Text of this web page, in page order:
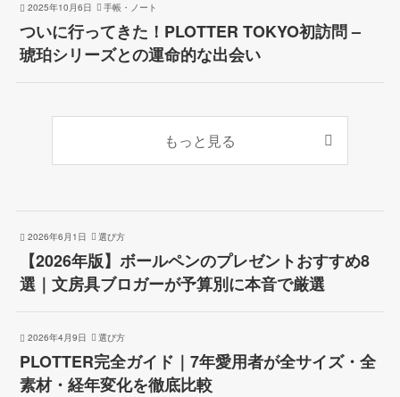
2025年10月6日 手帳・ノート
ついに行ってきた！PLOTTER TOKYO初訪問 –
琥珀シリーズとの運命的な出会い
もっと見る
2026年6月1日 選び方
【2026年版】ボールペンのプレゼントおすすめ8
選｜文房具ブロガーが予算別に本音で厳選
2026年4月9日 選び方
PLOTTER完全ガイド｜7年愛用者が全サイズ・全
素材・経年変化を徹底比較